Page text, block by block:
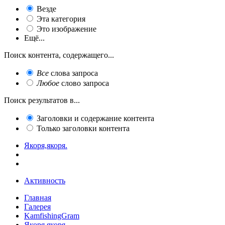
Везде
Эта категория
Это изображение
Ещё...
Поиск контента, содержащего...
Все слова запроса
Любое слово запроса
Поиск результатов в...
Заголовки и содержание контента
Только заголовки контента
Якоря,якоря.
Активность
Главная
Галерея
KamfishingGram